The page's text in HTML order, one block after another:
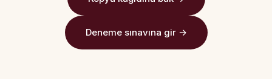
Deneme sınavına gir →